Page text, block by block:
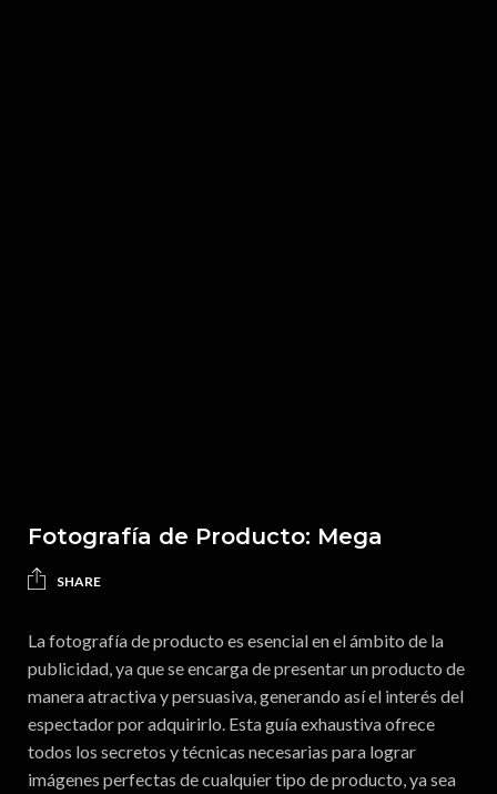
Fotografía de Producto: Mega
SHARE
La fotografía de producto es esencial en el ámbito de la
publicidad, ya que se encarga de presentar un producto de
manera atractiva y persuasiva, generando así el interés del
espectador por adquirirlo. Esta guía exhaustiva ofrece
todos los secretos y técnicas necesarias para lograr
imágenes perfectas de cualquier tipo de producto, ya sea